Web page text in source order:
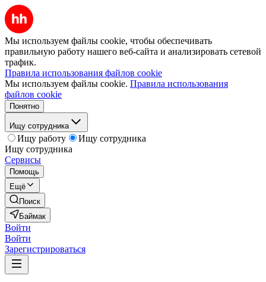
Мы используем файлы cookie, чтобы обеспечивать
правильную работу нашего веб-сайта и анализировать сетевой
трафик.
Правила использования файлов cookie
Мы используем файлы cookie. Правила использования
файлов cookie
Понятно
Ищу сотрудника
Ищу работу
Ищу сотрудника
Ищу сотрудника
Сервисы
Помощь
Ещё
Поиск
Баймак
Войти
Войти
Зарегистрироваться